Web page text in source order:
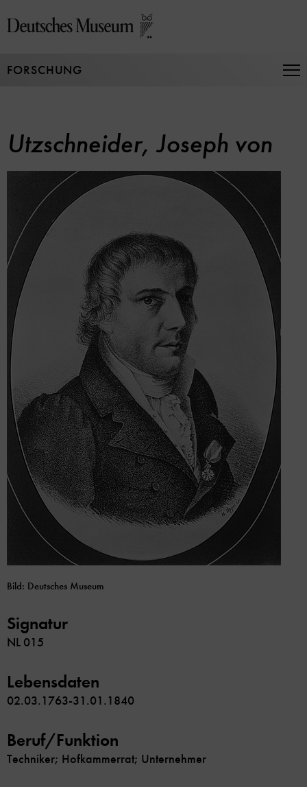
zum
FORSCHUNG
Utzschneider, Joseph von
Bild: Deutsches Museum
Signatur
NL 015
Lebensdaten
02.03.1763-31.01.1840
Beruf/Funktion
Techniker; Hofkammerrat; Unternehmer